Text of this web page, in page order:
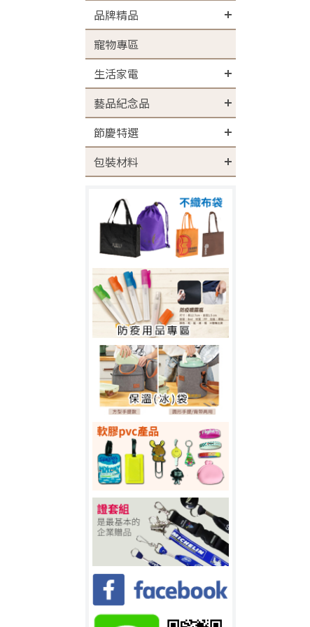
品牌精品
寵物專區
生活家電
藝品紀念品
節慶特選
包裝材料